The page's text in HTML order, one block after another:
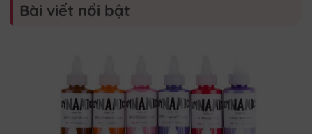
Bài viết nổi bật